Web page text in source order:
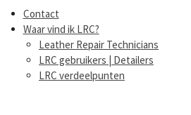
Contact
Waar vind ik LRC?
Leather Repair Technicians
LRC gebruikers | Detailers
LRC verdeelpunten